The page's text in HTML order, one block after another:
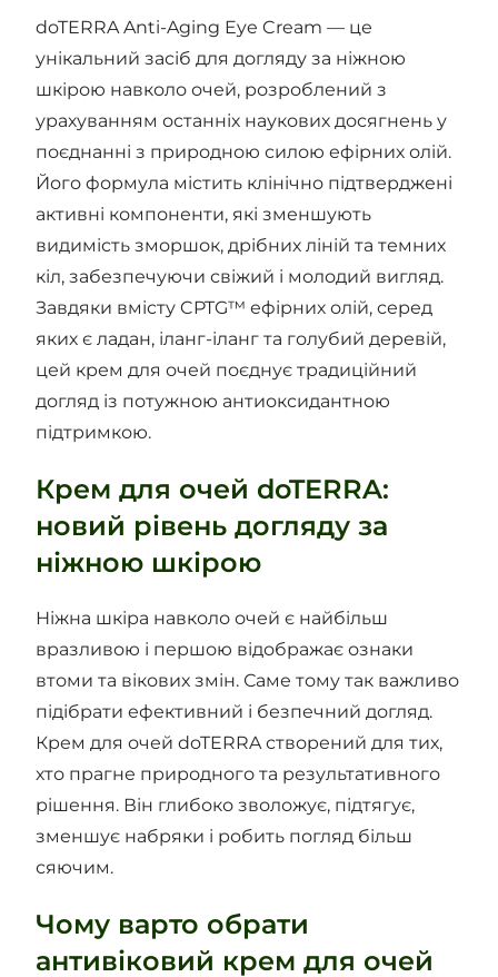
doTERRA Anti-Aging Eye Cream — це
унікальний засіб для догляду за ніжною
шкірою навколо очей, розроблений з
урахуванням останніх наукових досягнень у
поєднанні з природною силою ефірних олій.
Його формула містить клінічно підтверджені
активні компоненти, які зменшують
видимість зморшок, дрібних ліній та темних
кіл, забезпечуючи свіжий і молодий вигляд.
Завдяки вмісту CPTG™ ефірних олій, серед
яких є ладан, іланг-іланг та голубий деревій,
цей крем для очей поєднує традиційний
догляд із потужною антиоксидантною
підтримкою.
Крем для очей doTERRA:
новий рівень догляду за
ніжною шкірою
Ніжна шкіра навколо очей є найбільш
вразливою і першою відображає ознаки
втоми та вікових змін. Саме тому так важливо
підібрати ефективний і безпечний догляд.
Крем для очей doTERRA створений для тих,
хто прагне природного та результативного
рішення. Він глибоко зволожує, підтягує,
зменшує набряки і робить погляд більш
сяючим.
Чому варто обрати
антивіковий крем для очей